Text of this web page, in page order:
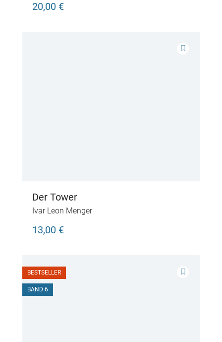
20,00 €
Der Tower
Ivar Leon Menger
13,00 €
BESTSELLER
BAND 6